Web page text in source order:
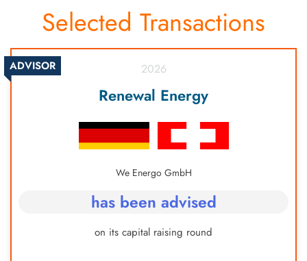
何潜在风险。
Selected Transactions
ADVISOR 2026
Renewal Energy
We Energo GmbH
has been advised
on its capital raising round